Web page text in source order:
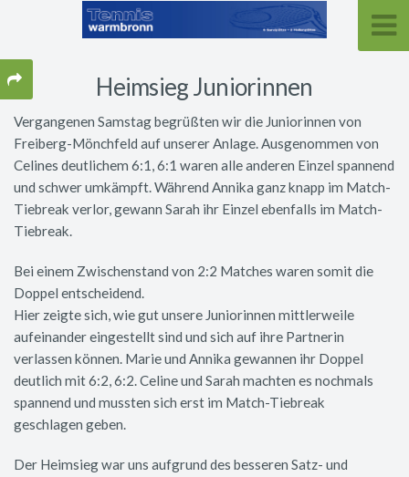
Heimsieg Juniorinnen
Vergangenen Samstag begrüßten wir die Juniorinnen von
Freiberg-Mönchfeld auf unserer Anlage. Ausgenommen von
Celines deutlichem 6:1, 6:1 waren alle anderen Einzel spannend
und schwer umkämpft. Während Annika ganz knapp im Match-
Tiebreak verlor, gewann Sarah ihr Einzel ebenfalls im Match-
Tiebreak.
Bei einem Zwischenstand von 2:2 Matches waren somit die
Doppel entscheidend.
Hier zeigte sich, wie gut unsere Juniorinnen mittlerweile
aufeinander eingestellt sind und sich auf ihre Partnerin
verlassen können. Marie und Annika gewannen ihr Doppel
deutlich mit 6:2, 6:2. Celine und Sarah machten es nochmals
spannend und mussten sich erst im Match-Tiebreak
geschlagen geben.
Der Heimsieg war uns aufgrund des besseren Satz- und